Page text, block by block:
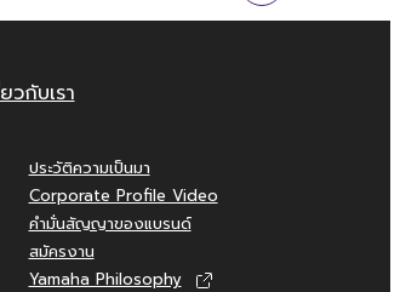
วกับเรา
ประวัติความเป็นมา
Corporate Profile Video
คำมั่นสัญญาของแบรนด์
สมัครงาน
Yamaha Philosophy